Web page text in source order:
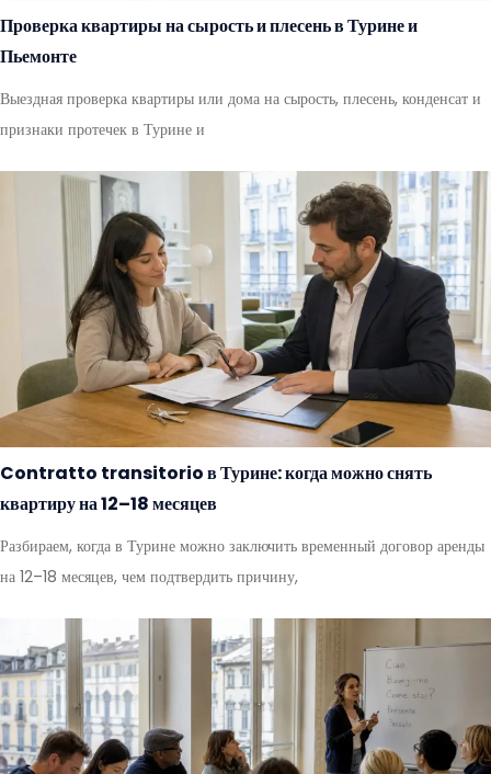
Проверка квартиры на сырость и плесень в Турине и
Пьемонте
Выездная проверка квартиры или дома на сырость, плесень, конденсат и
признаки протечек в Турине и
Contratto transitorio в Турине: когда можно снять
квартиру на 12–18 месяцев
Разбираем, когда в Турине можно заключить временный договор аренды
на 12–18 месяцев, чем подтвердить причину,